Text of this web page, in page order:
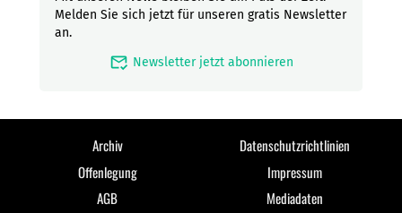
Melden Sie sich jetzt für unseren gratis Newsletter
an.
mark_email_read Newsletter jetzt abonnieren
Archiv
Datenschutzrichtlinien
Offenlegung
Impressum
AGB
Mediadaten